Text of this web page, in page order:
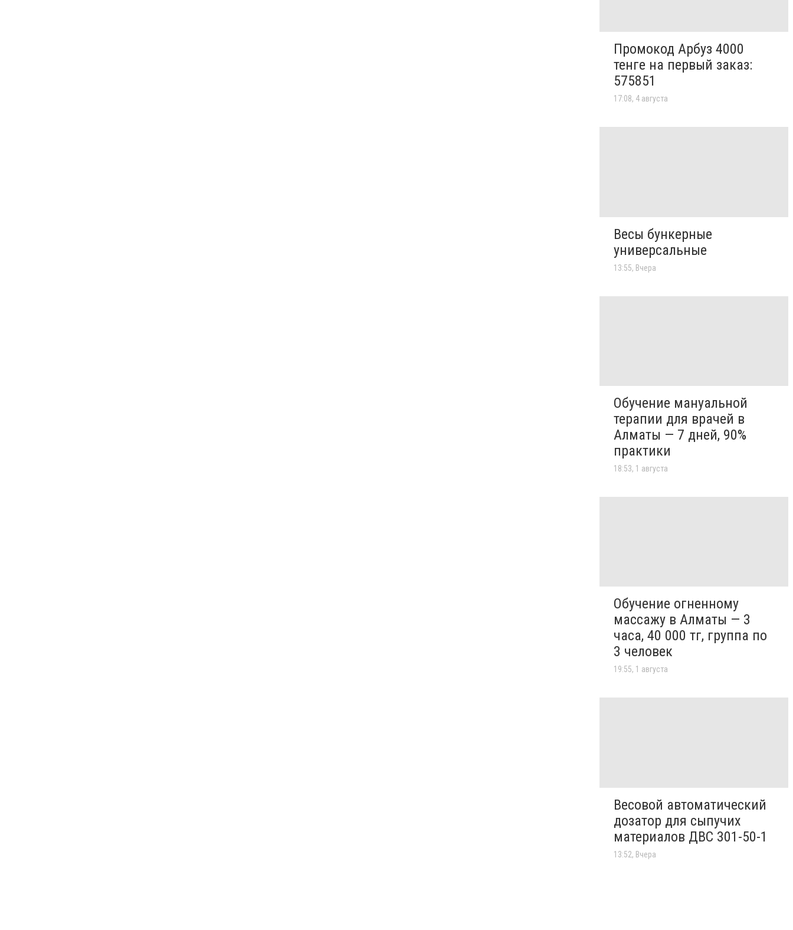
Промокод Арбуз 4000
тенге на первый заказ:
575851
17:08, 4 августа
Весы бункерные
универсальные
13:55, Вчера
Обучение мануальной
терапии для врачей в
Алматы — 7 дней, 90%
практики
18:53, 1 августа
Обучение огненному
массажу в Алматы — 3
часа, 40 000 тг, группа по
3 человек
19:55, 1 августа
Весовой автоматический
дозатор для сыпучих
материалов ДВС 301-50-1
13:52, Вчера